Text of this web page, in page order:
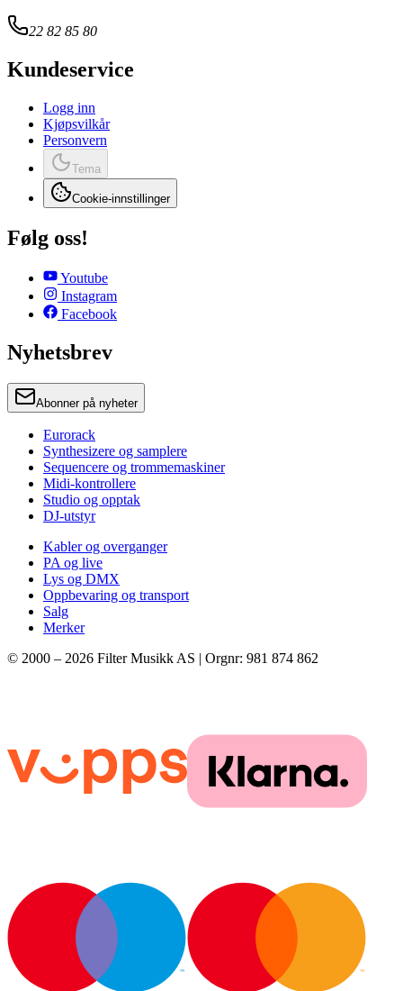
22 82 85 80
Kundeservice
Logg inn
Kjøpsvilkår
Personvern
Tema
Cookie-innstillinger
Følg oss!
Youtube
Instagram
Facebook
Nyhetsbrev
Abonner på nyheter
Eurorack
Synthesizere og samplere
Sequencere og trommemaskiner
Midi-kontrollere
Studio og opptak
DJ-utstyr
Kabler og overganger
PA og live
Lys og DMX
Oppbevaring og transport
Salg
Merker
© 2000 – 2026 Filter Musikk AS | Orgnr: 981 874 862